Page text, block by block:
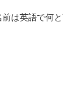
前は英語で何